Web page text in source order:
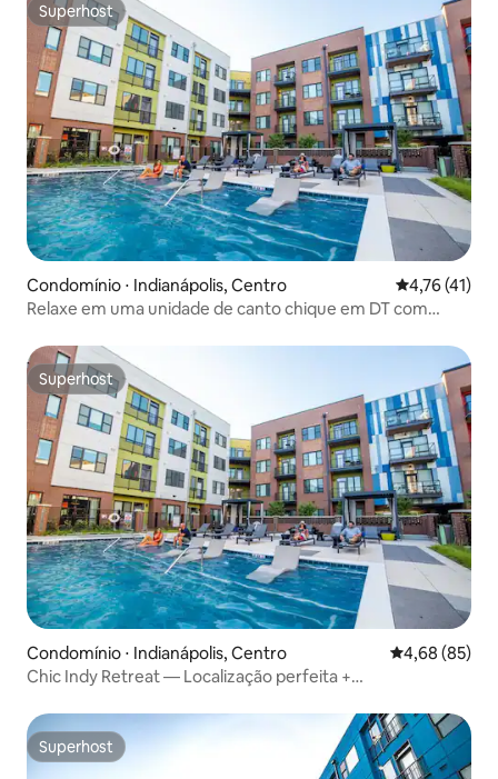
Superhost
Superhost
Condomínio ⋅ Indianápolis, Centro 4,76 de uma
4,76 (41)
Relaxe em uma unidade de canto chique em DT com
Superhost
Superhost
Condomínio ⋅ Indianápolis, Centro 4,68 de uma
4,68 (85)
Chic Indy Retreat — Localização perfeita +
Superhost
Superhost